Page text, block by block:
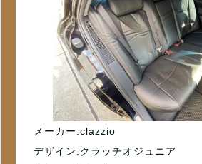
メーカー:clazzio
デザイン:クラッチオジュニア